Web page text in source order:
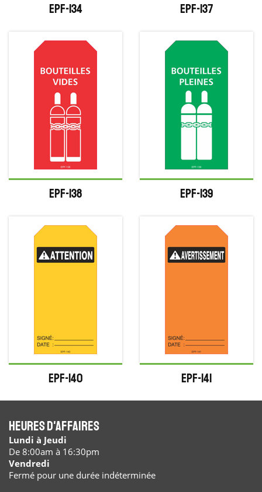
EPF-134 EPF-137
EPF-138 EPF-139
EPF-140 EPF-141
Heures d'affaires
Lundi à Jeudi
De 8:00am à 16:30pm
Vendredi
Fermé pour une durée indéterminée